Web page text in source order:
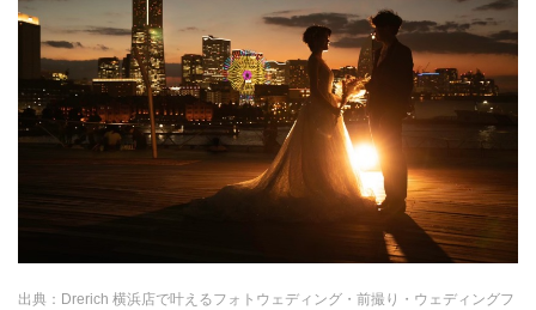
出典： Drerich 横浜店で叶えるフォトウェディング・前撮り・ウェディングフ